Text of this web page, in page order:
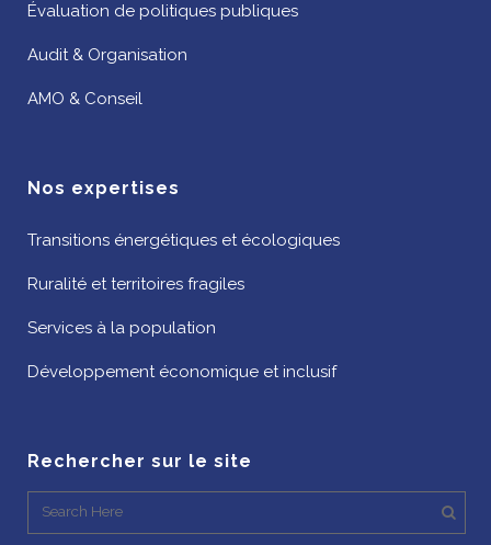
Évaluation de politiques publiques
Audit & Organisation
AMO & Conseil
Nos expertises
Transitions énergétiques et écologiques
Ruralité et territoires fragiles
Services à la population
Développement économique et inclusif
Rechercher sur le site